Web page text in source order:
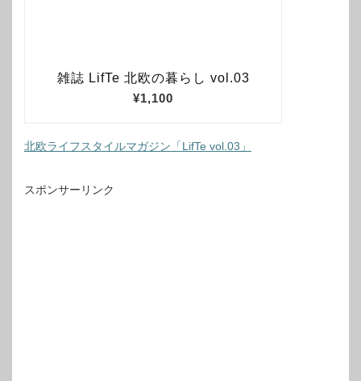
北欧ライフスタイルマガジン「LifTe vol.03」
スポンサーリンク